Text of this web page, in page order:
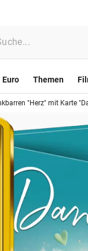
Euro Themen
"Herz" mit Karte